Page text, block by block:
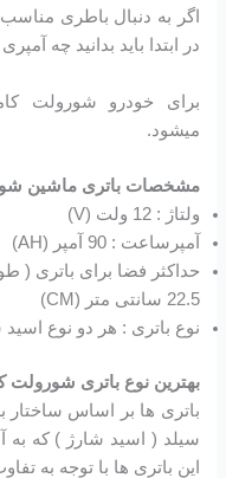
اگر به دنبال باطری
در ابتدا باید بدانید چه
میشود.
مشخصات باتری ماشین
ولتاژ : 12 ولت (V)
آمپرساعت : 90 آمپر (AH)
حداکثر فضا برای باتری (
22.5 سانتی متر (CM)
نوع باتری : هر دو نوع
بهترین نوع باتری شورولت
باتری ها بر اساس ساختار
سیلد ( اسید شارژ ) که به
این باتری ها با توجه به